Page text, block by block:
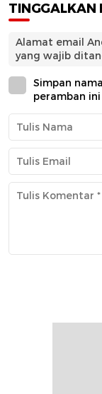
TINGGALKAN
Alamat email
yang wajib
Simpan
peramban